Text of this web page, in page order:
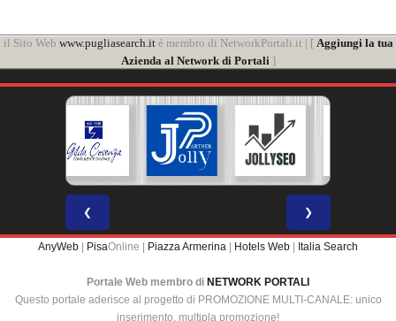
il Sito Web www.pugliasearch.itè membro di NetworkPortali.it | [ Aggiungi la tua
Azienda al Network di Portali ]
❮ ❯
AnyWeb | PisaOnline | Piazza Armerina | Hotels Web | Italia Search
Portale Web membro di NETWORK PORTALI
Questo portale aderisce al progetto di PROMOZIONE MULTI-CANALE: unico
inserimento, multipla promozione!